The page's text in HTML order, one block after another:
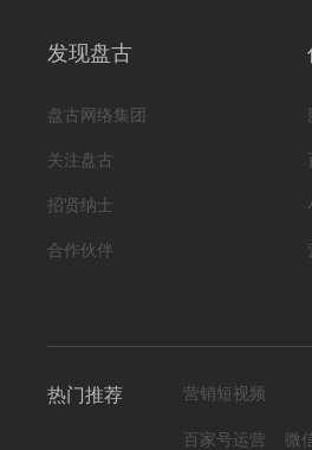
发现盘古
盘古网络集团
关注盘古
招贤纳士
合作伙伴
热门推荐 营销短视频
百家号运营 微